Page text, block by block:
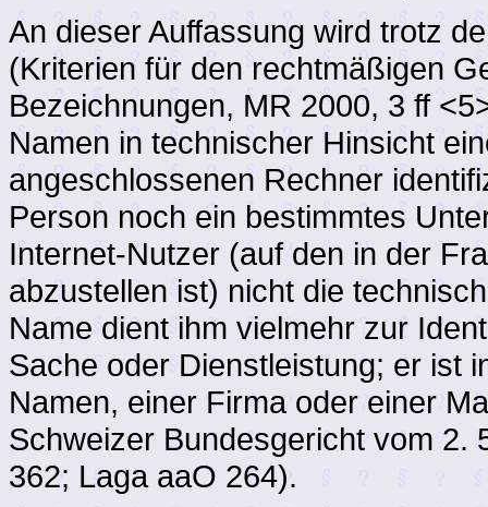
An dieser Auffassung wird trotz
(Kriterien für den rechtmäßigen
Bezeichnungen, MR 2000, 3 ff
Namen in technischer Hinsicht
angeschlossenen Rechner
Person noch ein bestimmtes
Internet-Nutzer (auf den in der
abzustellen ist) nicht die
Name dient ihm vielmehr zur
Sache oder Dienstleistung; er ist
Namen, einer Firma oder einer
Schweizer Bundesgericht vom 2.
362; Laga aaO 264).